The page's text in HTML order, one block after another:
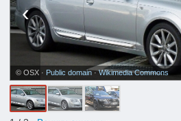
‹
© OSX · Public domain·Wikimedia Commons